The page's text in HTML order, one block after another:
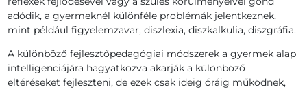
adódik, a gyermeknél különféle problémák jelentkeznek,
mint például figyelemzavar, diszlexia, diszkalkulia, diszgráfia.
A különböző fejlesztőpedagógiai módszerek a gyermek alap
intelligenciájára hagyatkozva akarják a különböző
eltéréseket fejleszteni, de ezek csak ideig óráig működnek,